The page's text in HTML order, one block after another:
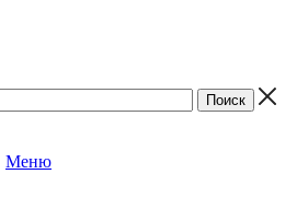
Меню